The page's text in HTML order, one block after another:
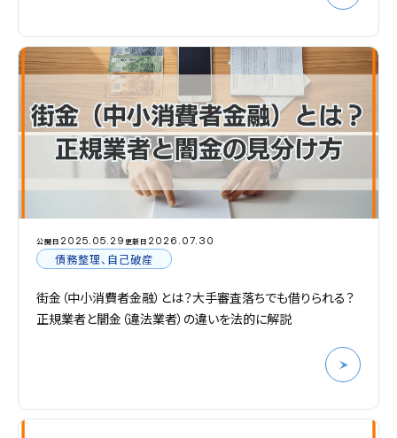
公開日 2025.05.29 更新日 2026.07.30
債務整理、自己破産
街金（中小消費者金融）とは？大手審査落ちでも借りられる？
正規業者と闇金（違法業者）の違いを法的に解説